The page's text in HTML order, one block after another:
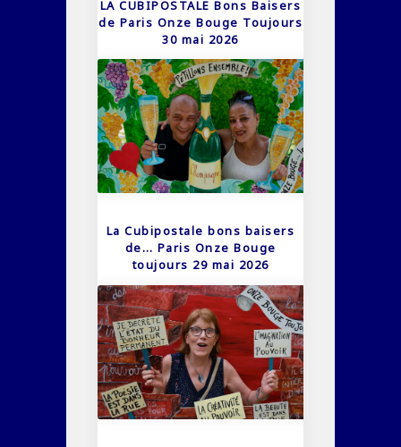
LA CUBIPOSTALE Bons Baisers
de Paris Onze Bouge Toujours
30 mai 2026
La Cubipostale bons baisers
de… Paris Onze Bouge
toujours 29 mai 2026